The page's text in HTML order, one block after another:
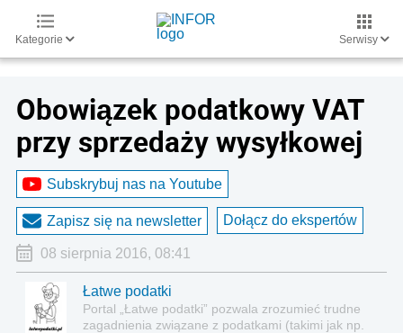
Kategorie Serwisy
Obowiązek podatkowy VAT
przy sprzedaży wysyłkowej
Subskrybuj nas na Youtube
Zapisz się na newsletter Dołącz do ekspertów
08 sierpnia 2016, 08:41
Łatwe podatki
Portal „Łatwe podatki” pozwala zrozumieć trudne
zagadnienia związane z podatkami (takimi jak np.